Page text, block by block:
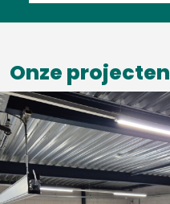
Onze projecten